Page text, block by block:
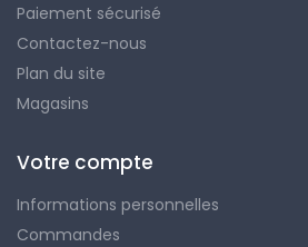
Paiement sécurisé
Contactez-nous
Plan du site
Magasins
Votre compte
Informations personnelles
Commandes